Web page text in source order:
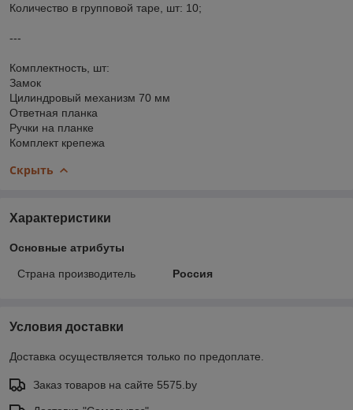
Количество в групповой таре, шт: 10;
---
Комплектность, шт:
Замок
Цилиндровый механизм 70 мм
Ответная планка
Ручки на планке
Комплект крепежа
Скрыть
Характеристики
Основные атрибуты
Страна производитель Россия
Условия доставки
Доставка осуществляется только по предоплате.
Заказ товаров на сайте 5575.by